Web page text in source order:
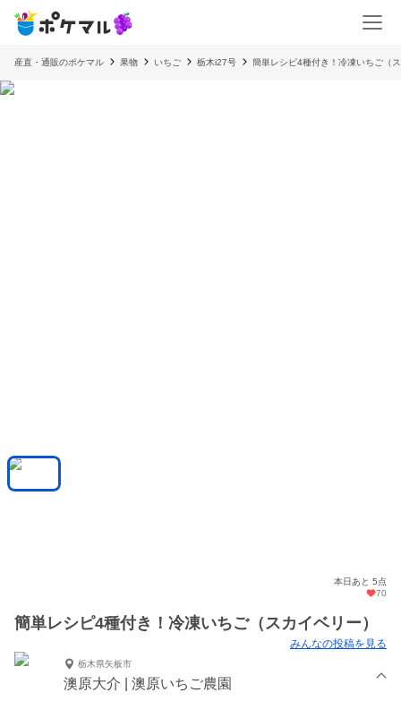
産直・通販のポケマル 果物 いちご 栃木i27号 簡単レシピ4種付き！冷凍いちご（
本日あと 5点
70
簡単レシピ4種付き！冷凍いちご（スカイベリー）
みんなの投稿を見る
栃木県矢板市
澳原大介 | 澳原いちご農園